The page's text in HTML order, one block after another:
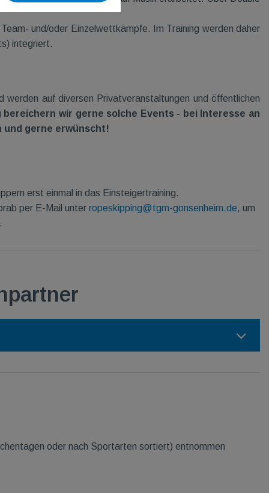
und/oder Einzelwettkämpfe. Im Training werden daher
integriert.
auf diversen Privatveranstaltungen und öffentlichen
bereichern wir gerne solche Events - bei Interesse an
und gerne erwünscht!
erst einmal in das Einsteigertraining.
per E-Mail unter ropeskipping@tgm-gonsenheim.de, um
oder nach Sportarten sortiert) entnommen